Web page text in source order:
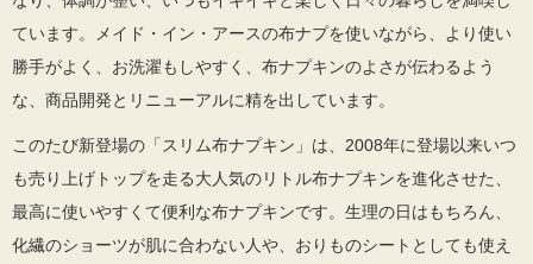
ています。メイド・イン・アースの布ナプを使いながら、より使い
勝手がよく、お洗濯もしやすく、布ナプキンのよさが伝わるよう
な、商品開発とリニューアルに精を出しています。
このたび新登場の「スリム布ナプキン」は、2008年に登場以来いつ
も売り上げトップを走る大人気のリトル布ナプキンを進化させた、
最高に使いやすくて便利な布ナプキンです。生理の日はもちろん、
化繊のショーツが肌に合わない人や、おりものシートとしても使え